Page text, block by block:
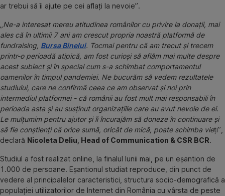
ar trebui să îi ajute pe cei aflați la nevoie”.
Ne-a interesat mereu atitudinea românilor cu privire la donații, mai
ales că în ultimii 7 ani am crescut propria noastră platformă de
fundraising, Bursa Binelui. Tocmai pentru că am trecut și trecem
printr-o perioadă atipică, am fost curioși să aflăm mai multe despre
acest subiect și în special cum s-a schimbat comportamentul
oamenilor în timpul pandemiei. Ne bucurăm să vedem rezultatele
studiului, care ne confirmă ceea ce am observat și noi prin
intermediul platformei - că românii au fost mult mai responsabili în
perioada asta și au susținut organizațiile care au avut nevoie de ei.
Le mulțumim pentru ajutor și îi încurajăm să doneze în continuare și
să fie conștienți că orice sumă, oricât de mică, poate schimba vieți”,
declară Nicoleta Deliu, Head of Communication & CSR BCR.
Studiul a fost realizat online, la finalul lunii mai, pe un eșantion de
1.000 de persoane. Eșantionul studiat reproduce, din punct de
vedere al principalelor caracteristici, structura socio-demografică a
populaţiei utilizatorilor de Internet din România cu vârsta de peste